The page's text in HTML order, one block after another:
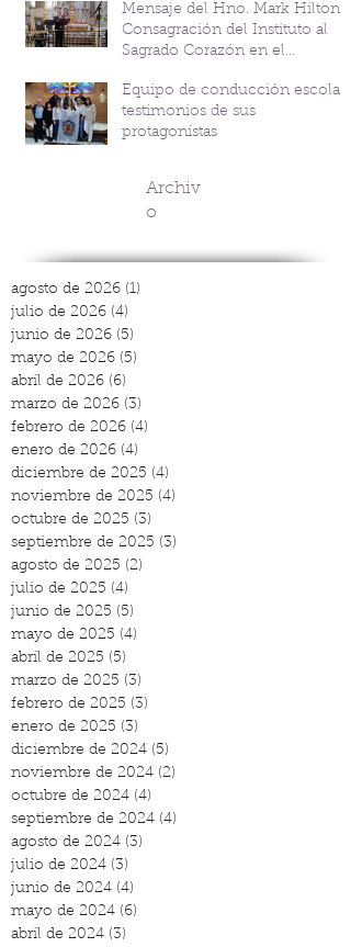
Mensaje del Hno. Mark Hilton y
Consagración del Instituto al
Sagrado Corazón en el
Coindre
Equipo de conducción escolar:
testimonios de sus
protagonistas
Archiv
o
agosto de 2026 (1)
julio de 2026 (4)
junio de 2026 (5)
mayo de 2026 (5)
abril de 2026 (6)
marzo de 2026 (3)
febrero de 2026 (4)
enero de 2026 (4)
diciembre de 2025 (4)
noviembre de 2025 (4)
octubre de 2025 (3)
septiembre de 2025 (3)
agosto de 2025 (2)
julio de 2025 (4)
junio de 2025 (5)
mayo de 2025 (4)
abril de 2025 (5)
marzo de 2025 (3)
febrero de 2025 (3)
enero de 2025 (3)
diciembre de 2024 (5)
noviembre de 2024 (2)
octubre de 2024 (4)
septiembre de 2024 (4)
agosto de 2024 (3)
julio de 2024 (3)
junio de 2024 (4)
mayo de 2024 (6)
abril de 2024 (3)